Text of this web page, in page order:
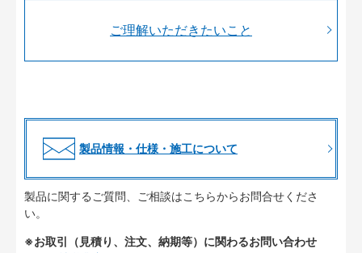
ご理解いただきたいこと
製品情報・仕様・施工について
製品に関するご質問、ご相談はこちらからお問合せくださ
い。
※お取引（見積り、注文、納期等）に関わるお問い合わせ